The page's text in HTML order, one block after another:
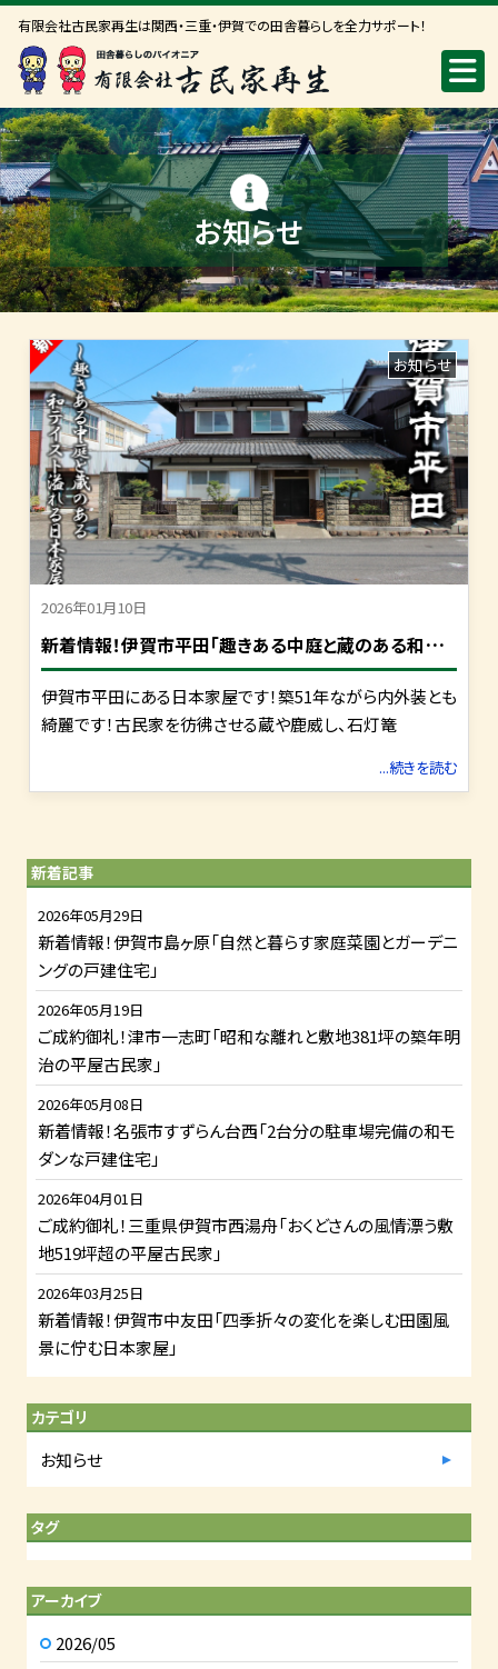
有限会社古民家再生は関西・三重・伊賀での田舎暮らしを全力サポート！
お知らせ
2026年01月10日
新
着情報！伊賀市平田「趣きある中庭と蔵のある和テイスト溢れる日本家屋」
お知らせ
伊賀市平田にある日本家屋です！築51年ながら内外装とも
綺麗です！古民家を彷彿させる蔵や鹿威し、石灯篭
...続きを読む
新着記事
2026年05月29日
新着情報！伊賀市島ヶ原「自然と暮らす家庭菜園とガーデニ
ングの戸建住宅」
2026年05月19日
ご成約御礼！津市一志町「昭和な離れと敷地381坪の築年明
治の平屋古民家」
2026年05月08日
新着情報！名張市すずらん台西「2台分の駐車場完備の和モ
ダンな戸建住宅」
2026年04月01日
ご成約御礼！三重県伊賀市西湯舟「おくどさんの風情漂う敷
地519坪超の平屋古民家」
2026年03月25日
新着情報！伊賀市中友田「四季折々の変化を楽しむ田園風
景に佇む日本家屋」
カテゴリ
お知らせ
タグ
アーカイブ
2026/05